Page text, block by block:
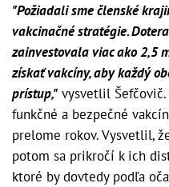
"Požiadali sme členské
vakcinačné stratégie.
zainvestovala viac ako 2,5
získať vakcíny, aby každý
prístup," vysvetlil
funkčné a bezpečné
prelome rokov. Vysvetlil,
potom sa prikročí k ich
ktoré by dovtedy podľa